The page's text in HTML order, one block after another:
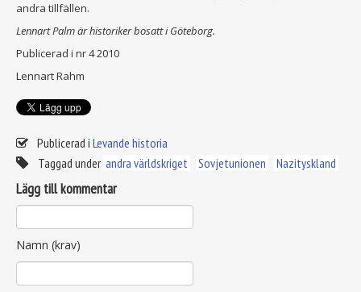
andra tillfällen.
Lennart Palm är historiker bosatt i Göteborg.
Publicerad i nr 4 2010
Lennart Rahm
Publicerad i Levande historia
Taggad under andra världskriget Sovjetunionen Nazityskland
Lägg till kommentar
Namn (krav)